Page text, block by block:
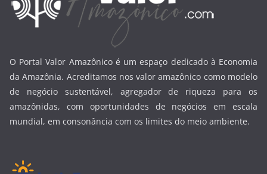
O Portal Valor Amazônico é um espaço dedicado à Economia
da Amazônia. Acreditamos nos valor amazônico como modelo
de negócio sustentável, agregador de riqueza para os
amazônidas, com oportunidades de negócios em escala
mundial, em consonância com os limites do meio ambiente.